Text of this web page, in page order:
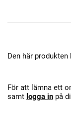
För att lämna ett
samt logga in på
Den här produkten